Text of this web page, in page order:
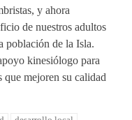
y ahora
de nuestros adultos
población de la Isla.
kinesiólogo para
mejoren su calidad